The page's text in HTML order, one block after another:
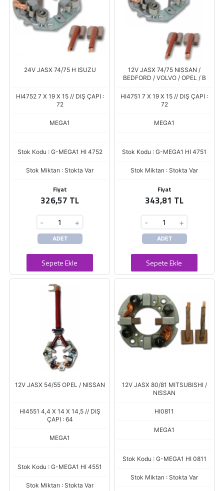
24V JASX 74/75 H ISUZU
HI4752 7 X 19 X 15 // DIŞ ÇAPI :
72
MEGA1
Stok Kodu : G-MEGA1 HI 4752
Stok Miktarı : Stokta Var
Fiyat
326,57 TL
- +
ADET
Sepete Ekle
12V JASX 74/75 NISSAN /
BEDFORD / VOLVO / OPEL / B
HI4751 7 X 19 X 15 // DIŞ ÇAPI :
72
MEGA1
Stok Kodu : G-MEGA1 HI 4751
Stok Miktarı : Stokta Var
Fiyat
343,81 TL
- +
ADET
Sepete Ekle
12V JASX 54/55 OPEL / NISSAN
HI4551 4,4 X 14 X 14,5 // DIŞ
ÇAPI : 64
MEGA1
Stok Kodu : G-MEGA1 HI 4551
Stok Miktarı : Stokta Var
12V JASX 80/81 MITSUBISHI /
NISSAN
HI0811
MEGA1
Stok Kodu : G-MEGA1 HI 0811
Stok Miktarı : Stokta Var